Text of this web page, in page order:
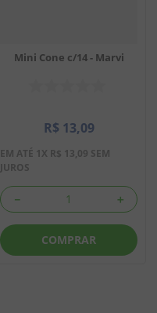
Mini Cone c/14 - Marvi
R$ 13,09
EM ATÉ 1X R$ 13,09 SEM
JUROS
＋
－
COMPRAR